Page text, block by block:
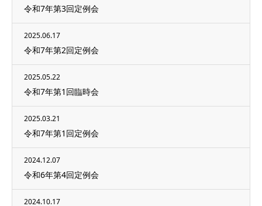
令和7年第3回定例会
2025.06.17
令和7年第2回定例会
2025.05.22
令和7年第1回臨時会
2025.03.21
令和7年第1回定例会
2024.12.07
令和6年第4回定例会
2024.10.17